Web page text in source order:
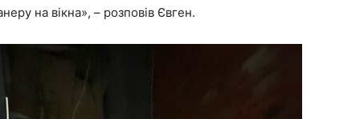
на вікна», – розповів Євген.